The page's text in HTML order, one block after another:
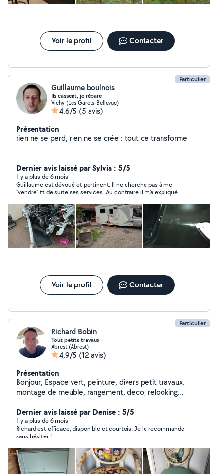
Voir le profil Contacter
Particulier
Guillaume boulnois
Ils cassent, je répare
Vichy (Les Garets-Bellevue)
4,6/5 (5 avis)
Présentation
rien ne se perd, rien ne se crée : tout ce transforme
Dernier avis laissé par Sylvia : 5/5
Il y a plus de 6 mois
Guillaume est dévoué et pertinent. Il ne cherche pas à me
"vendre" tt de suite ses services. Au contraire il m'a expliqué
appel à lui et le recommanderai à mon entourage bien sûr.
Finalement j'ai été incapable de me dépanner moi même et
Guillaume est intervenu = un travail rapide et parfait, ainsi qu'un
prix plus que raisonnable = MERCIIII à Guillaume, que je
recommande ! Sylvia
Voir le profil Contacter
Particulier
Richard Bobin
Tous petits travaux
Abrest (Abrest)
4,9/5 (12 avis)
Présentation
Bonjour, Espace vert, peinture, divers petit travaux,
montage de meuble, rangement, deco, relooking
Dernier avis laissé par Denise : 5/5
Il y a plus de 6 mois
Richard est efficace, disponible et courtois. Je le recommande
sans hésiter !